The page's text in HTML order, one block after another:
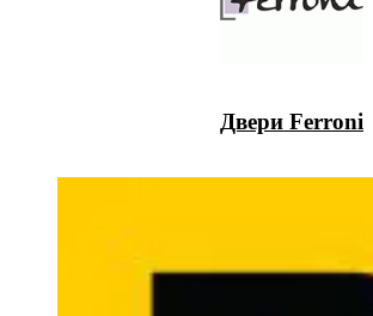
Двери Ferroni